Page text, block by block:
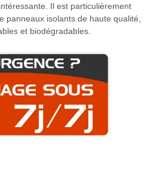
Il est particulièrement
panneaux isolants de haute qualité,
et biodégradables.